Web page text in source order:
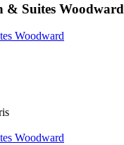
& Suites Woodward
Woodward
Woodward